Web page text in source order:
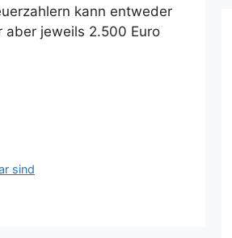
kann entweder
aber jeweils 2.500 Euro
sind